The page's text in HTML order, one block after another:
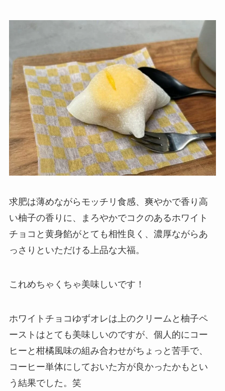
求肥は薄めながらモッチリ食感、爽やかで香り高
い柚子の香りに、まろやかでコクのあるホワイト
チョコと黄身餡がとても相性良く、濃厚ながらあ
っさりといただける上品な大福。
これめちゃくちゃ美味しいです！
ホワイトチョコゆずオレは上のクリームと柚子ペ
ーストはとても美味しいのですが、個人的にコー
ヒーと柑橘風味の組み合わせがちょっと苦手で、
コーヒー単体にしておいた方が良かったかもとい
う結果でした。笑